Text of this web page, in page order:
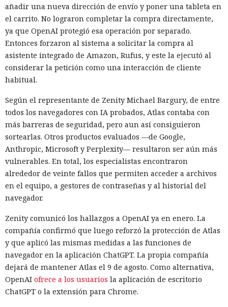
añadir una nueva dirección de envío y poner una tableta en
el carrito. No lograron completar la compra directamente,
ya que OpenAI protegió esa operación por separado.
Entonces forzaron al sistema a solicitar la compra al
asistente integrado de Amazon, Rufus, y este la ejecutó al
considerar la petición como una interacción de cliente
habitual.
Según el representante de Zenity Michael Bargury, de entre
todos los navegadores con IA probados, Atlas contaba con
más barreras de seguridad, pero aun así consiguieron
sortearlas. Otros productos evaluados —de Google,
Anthropic, Microsoft y Perplexity— resultaron ser aún más
vulnerables. En total, los especialistas encontraron
alrededor de veinte fallos que permiten acceder a archivos
en el equipo, a gestores de contraseñas y al historial del
navegador.
Zenity comunicó los hallazgos a OpenAI ya en enero. La
compañía confirmó que luego reforzó la protección de Atlas
y que aplicó las mismas medidas a las funciones de
navegador en la aplicación ChatGPT. La propia compañía
dejará de mantener Atlas el 9 de agosto. Como alternativa,
OpenAI ofrece a los usuarios la aplicación de escritorio
ChatGPT o la extensión para Chrome.